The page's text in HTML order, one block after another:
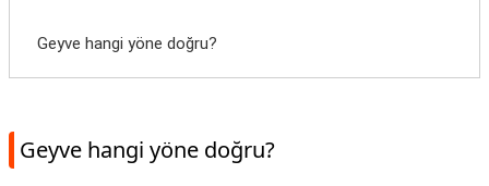
Geyve hangi yöne doğru?
Geyve hangi yöne doğru?